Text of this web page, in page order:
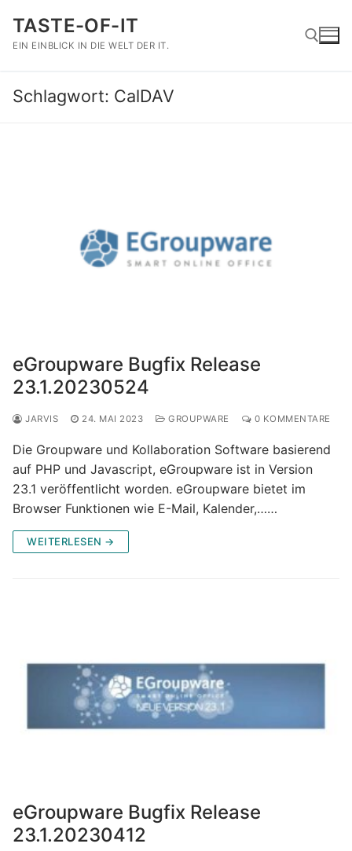
Inhalt
springen
TASTE-OF-IT
EIN EINBLICK IN DIE WELT DER IT.
Schlagwort: CalDAV
eGroupware Bugfix Release
23.1.20230524
JARVIS 24. MAI 2023 GROUPWARE 0 KOMMENTARE
Die Groupware und Kollaboration Software basierend
auf PHP und Javascript, eGroupware ist in Version
23.1 veröffentlicht worden. eGroupware bietet im
Browser Funktionen wie E-Mail, Kalender,……
WEITERLESEN →
eGroupware Bugfix Release
23.1.20230412